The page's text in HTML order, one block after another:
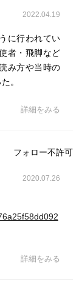
2022.04.19
に行われてい
者・飛脚など
み方や当時の
。
詳細をみる
フォロー不許可
2020.07.26
詳細をみる